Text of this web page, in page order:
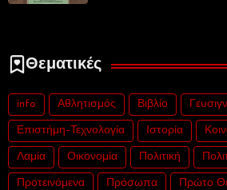
Θεματικές
info Αθλητισμός Βιβλίο
Επιστήμη-Τεχνολογία Ιστορία
Λαμία Οικονομία Πολιτική
Προτεινόμενα Πρόσωπα Πρώτο